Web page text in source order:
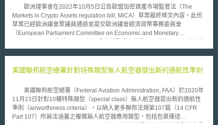
歐洲理事會在2022年10月5日公告歐盟加密資產市場監管法（The
Markets in Crypto Assets regulation bill, MiCA）草案最終條文內容，此份
草案已經歐洲議會眾議員通過並提交歐洲議會經濟貨幣事務委員會
（European Parliament Committee on Economic and Monetary
行。MiCA屬於歐盟數位金融政策（Europe’s Digital Finance Strategy）之
構，以保護加密代幣使用者和投資人權益，為歐盟金融法規未涵蓋的加密資
的是，相關規定歐盟目前並未排除適用於非同質的加密貨幣（non-fungible
tokens, NFT）。 草案前言第6c點明文，不應考慮「獨特且非同質的加
密資產」（unique and non-fungible crypto-asset）的小部分獨特性和非同
質性，因為大量以一系列NFT形式發行加密資產應認定是具備同質性
（fungibility）之指標。從而，未來在歐盟發行NFT將適用MiCA規定，包
美國聯邦航空總署針對特殊類型無人航空器提出新的適航性準則
美國聯邦航空總署（Federal Aviation Administration, FAA）於2020年
11月23日針對10種特殊類型（special class）無人航空器提出新的適航性
準則（airworthiness criteria），以納入更多聯邦法規第107篇（14 CFR
Part 107）所無法涵蓋之複雜無人航空器應用類型，包括包裹運送